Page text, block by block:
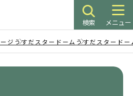
検索 メニュー
ジ うすだスタードーム うすだスタード